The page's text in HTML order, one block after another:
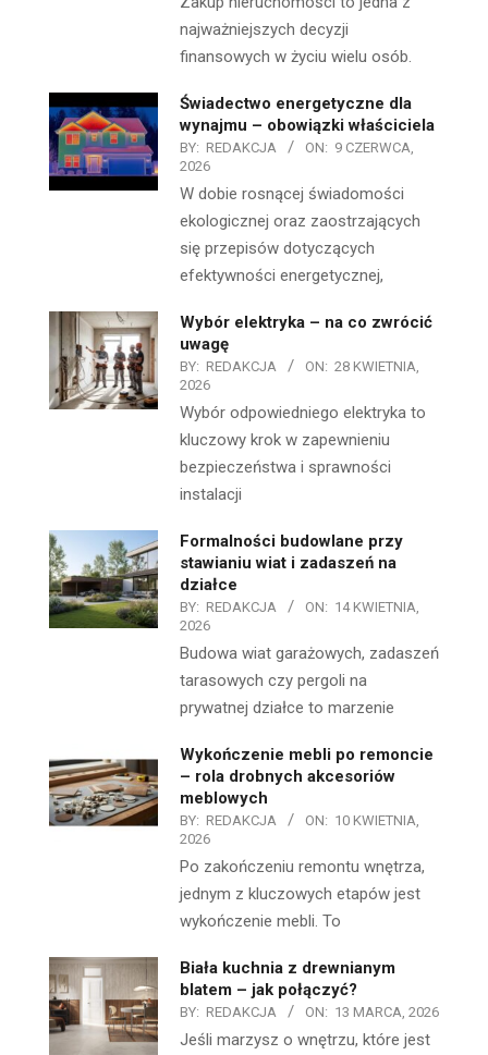
najważniejszych decyzji
finansowych w życiu wielu osób.
Świadectwo energetyczne dla
wynajmu – obowiązki właściciela
BY: REDAKCJA ON: 9 CZERWCA,
2026
W dobie rosnącej świadomości
ekologicznej oraz zaostrzających
się przepisów dotyczących
efektywności energetycznej,
Wybór elektryka – na co zwrócić
uwagę
BY: REDAKCJA ON: 28 KWIETNIA,
2026
Wybór odpowiedniego elektryka to
kluczowy krok w zapewnieniu
bezpieczeństwa i sprawności
instalacji
Formalności budowlane przy
stawianiu wiat i zadaszeń na
działce
BY: REDAKCJA ON: 14 KWIETNIA,
2026
Budowa wiat garażowych, zadaszeń
tarasowych czy pergoli na
prywatnej działce to marzenie
Wykończenie mebli po remoncie
– rola drobnych akcesoriów
meblowych
BY: REDAKCJA ON: 10 KWIETNIA,
2026
Po zakończeniu remontu wnętrza,
jednym z kluczowych etapów jest
wykończenie mebli. To
Biała kuchnia z drewnianym
blatem – jak połączyć?
BY: REDAKCJA ON: 13 MARCA, 2026
Jeśli marzysz o wnętrzu, które jest